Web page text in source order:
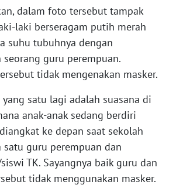
dalam foto tersebut tampak
laki berseragam putih merah
suhu tubuhnya dengan
guru perempuan.
tidak mengenakan masker.
satu lagi adalah suasana di
anak-anak sedang berdiri
ke depan saat sekolah
satu guru perempuan dan
TK. Sayangnya baik guru dan
tidak menggunakan masker.